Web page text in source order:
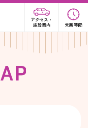
アクセス・
施設案内
営業時間
AP